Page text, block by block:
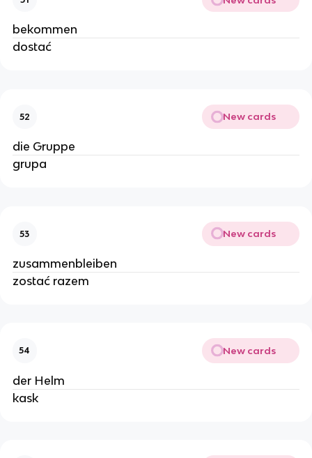
bekommen
dostać
52 New cards
die Gruppe
grupa
53 New cards
zusammenbleiben
zostać razem
54 New cards
der Helm
kask